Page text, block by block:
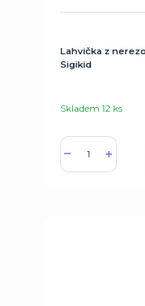
Lahvička z
Sigikid
Skladem 12 ks